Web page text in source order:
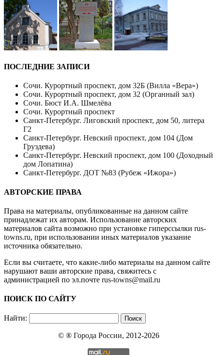
ПОСЛЕДНИЕ ЗАПИСИ
Сочи. Курортный проспект, дом 32Б (Вилла «Вера»)
Сочи. Курортный проспект, дом 32 (Органный зал)
Сочи. Бюст И.А. Шмелёва
Сочи. Курортный проспект
Санкт-Петербург. Лиговский проспект, дом 50, литера
Г2
Санкт-Петербург. Невский проспект, дом 104 (Дом
Груздева)
Санкт-Петербург. Невский проспект, дом 100 (Доходный
дом Лопатина)
Санкт-Петербург. ДОТ №83 (Рубеж «Ижора»)
АВТОРСКИЕ ПРАВА
Права на материалы, опубликованные на данном сайте
принадлежат их авторам. Использование авторских
материалов сайта возможно при установке гиперссылки rus-
towns.ru, при использовании иных материалов указание
источника обязательно.
Если вы считаете, что какие-либо материалы на данном сайте
нарушают ваши авторские права, свяжитесь с
администрацией по эл.почте rus-towns@mail.ru
ПОИСК ПО САЙТУ
Найти:
© ® Города России, 2012-2026